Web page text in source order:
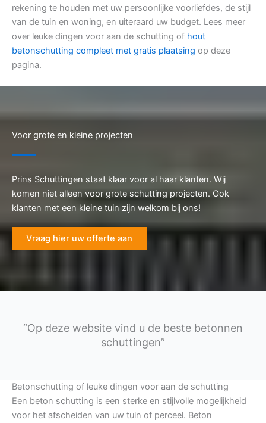
rekening te houden met uw persoonlijke voorliefdes, de stijl
van de tuin en woning, en uiteraard uw budget. Lees meer
over leuke dingen voor aan de schutting of hout
betonschutting compleet met gratis plaatsing op deze
pagina.
Voor grote en kleine projecten
Prins Schuttingen staat klaar voor al haar klanten. Wij
komen niet alleen voor grote schutting projecten. Ook
klanten met een kleine tuin zijn welkom bij ons!
Vraag hier uw offerte aan
“Op deze website vind u de beste betonnen
schuttingen”
Betonschutting of leuke dingen voor aan de schutting
Een beton schutting is een sterke en stijlvolle mogelijkheid
voor het afscheiden van uw tuin of perceel. Beton